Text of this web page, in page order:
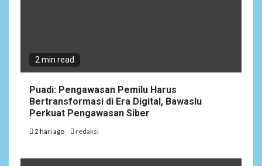
2 min read
Puadi: Pengawasan Pemilu Harus
Bertransformasi di Era Digital, Bawaslu
Perkuat Pengawasan Siber
2 hari ago redaksi